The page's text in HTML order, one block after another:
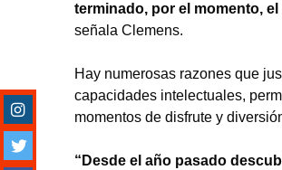
terminado, por el momento,
señala Clemens.
Hay numerosas razones que
capacidades intelectuales,
momentos de disfrute y
“Desde el año pasado